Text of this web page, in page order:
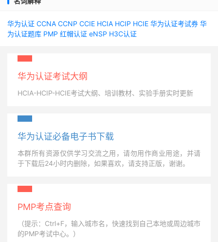
华为认证 CCNA CCNP CCIE HCIA HCIP HCIE 华为认证考试券 华
为认证题库 PMP 红帽认证 eNSP H3C认证
华为认证考试大纲
HCIA-HCIP-HCIE考试大纲、培训教材、实验手册实时更新
华为认证必备电子书下载
本群所有资源仅供学习交流之用，请勿用作商业用途，并请
于下载后24小时内删除，如果喜欢，请支持正版，谢谢。
PMP考点查询
（提示：Ctrl+F，输入城市名，快速找到自己本地或周边城市
的PMP考试中心。）